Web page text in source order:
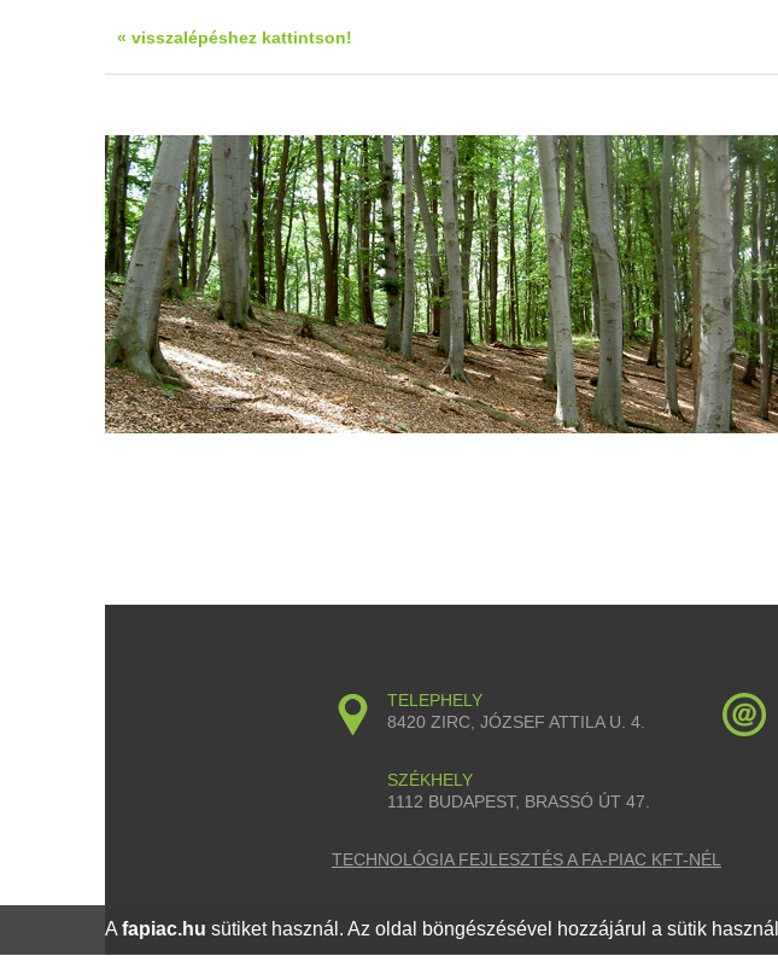
« visszalépéshez kattintson!
A fapiac.hu sütiket használ. Az oldal böngészésével hozzájárul a sütik
TELEPHELY
8420 ZIRC, JÓZSEF ATTILA U. 4.
SZÉKHELY
1112 BUDAPEST, BRASSÓ ÚT 47.
TECHNOLÓGIA FEJLESZTÉS A FA-PIAC KFT-NÉL